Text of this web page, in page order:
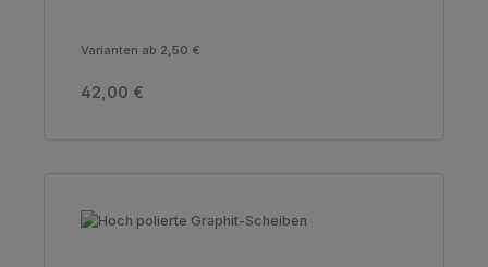
Varianten ab 2,50 €
Regulärer Preis:
42,00 €